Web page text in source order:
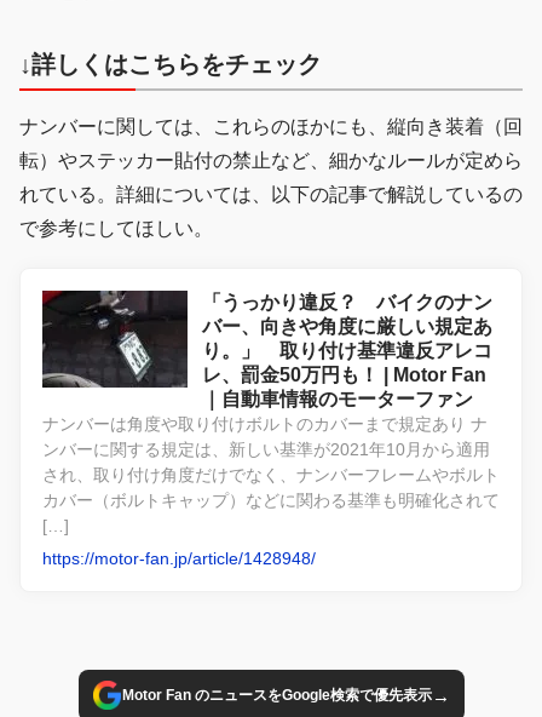
↓詳しくはこちらをチェック
ナンバーに関しては、これらのほかにも、縦向き装着（回
転）やステッカー貼付の禁止など、細かなルールが定めら
れている。詳細については、以下の記事で解説しているの
で参考にしてほしい。
「うっかり違反？ バイクのナン
バー、向きや角度に厳しい規定あ
り。」 取り付け基準違反アレコ
レ、罰金50万円も！ | Motor Fan
｜自動車情報のモーターファン
ナンバーは角度や取り付けボルトのカバーまで規定あり ナ
ンバーに関する規定は、新しい基準が2021年10月から適用
され、取り付け角度だけでなく、ナンバーフレームやボルト
カバー（ボルトキャップ）などに関わる基準も明確化されて
[…]
https://motor-fan.jp/article/1428948/
Motor Fan のニュースをGoogle検索で優先表示→